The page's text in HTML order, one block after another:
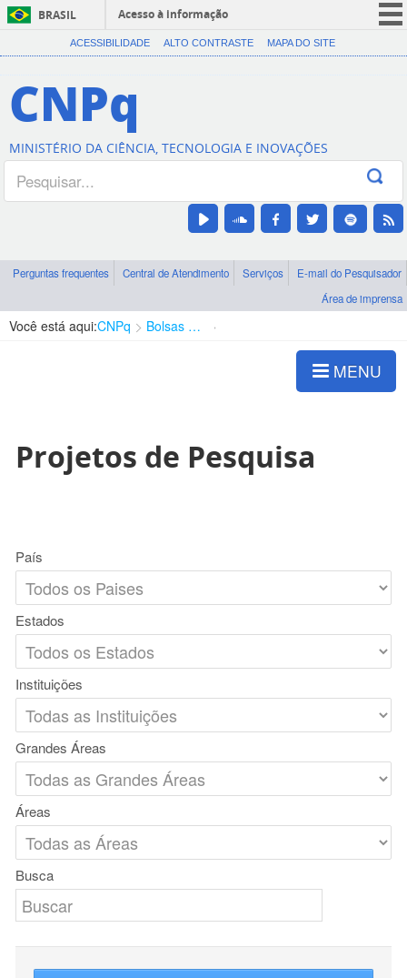
BRASIL
Acesso à informação
CORONAVÍRUS (COVID-19)
Canais
ACESSIBILIDADE ALTO CONTRASTE MAPA DO SITE
CNPq
MINISTÉRIO DA CIÊNCIA, TECNOLOGIA E INOVAÇÕES
Perguntas frequentes Central de Atendimento Serviços
E-mail do Pesquisador
Área de imprensa
Você está aqui:CNPq Bolsas e Auxílios Vigentes
MENU
Projetos de Pesquisa
País
Estados
Instituições
Grandes Áreas
Áreas
Busca